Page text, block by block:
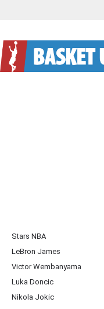
Stars NBA
LeBron James
Victor Wembanyama
Luka Doncic
Nikola Jokic